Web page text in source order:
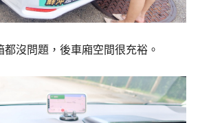
沒問題，後車廂空間很充裕。